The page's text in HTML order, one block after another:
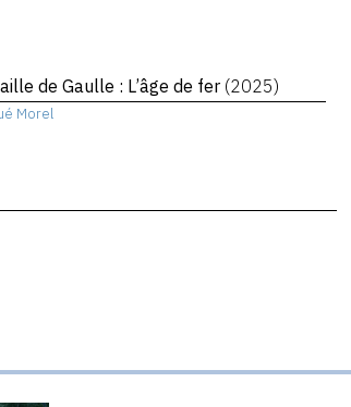
de Gaulle : L’âge de fer (2025)
Morel